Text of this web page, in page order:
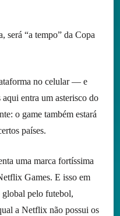
será “a tempo” da Copa
no celular — e
entra um asterisco do
o game também estará
países.
uma marca fortíssima
Games. E isso em
global pelo futebol,
a Netflix não possui os